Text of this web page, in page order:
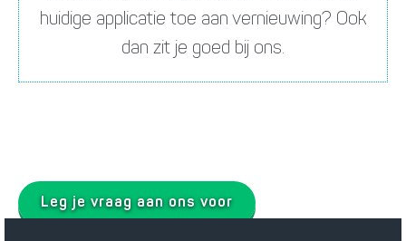
huidige applicatie toe aan vernieuwing? Ook
dan zit je goed bij ons.
Leg je vraag aan ons voor